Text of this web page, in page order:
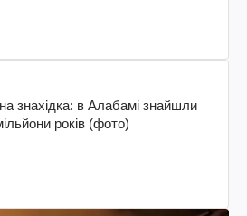
знахідка: в Алабамі знайшли
років (фото)